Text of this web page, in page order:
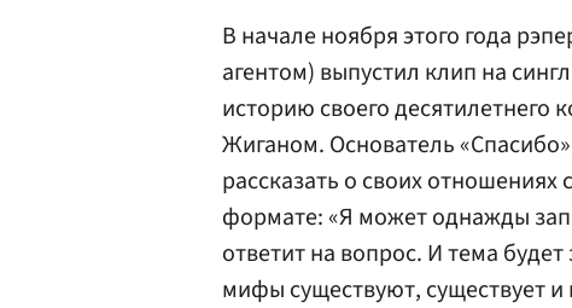
В начале ноября этого года
агентом) выпустил клип на
историю своего
Жиганом. Основатель
рассказать о своих
формате: «Я может однажды
ответит на вопрос. И тема
мифы существуют, существует и